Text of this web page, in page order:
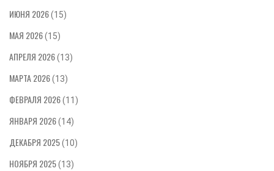
ИЮНЯ 2026(15)
МАЯ 2026(15)
АПРЕЛЯ 2026(13)
МАРТА 2026(13)
ФЕВРАЛЯ 2026(11)
ЯНВАРЯ 2026(14)
ДЕКАБРЯ 2025(10)
НОЯБРЯ 2025(13)